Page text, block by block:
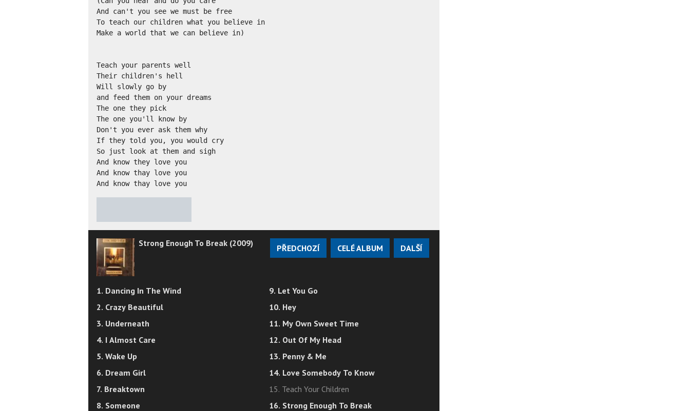
And can't you see we must be free
To teach our children what you believe in
Make a world that we can believe in)
Teach your parents well
Their children's hell
Will slowly go by
and feed them on your dreams
The one they pick
The one you'll know by
Don't you ever ask them why
If they told you, you would cry
So just look at them and sigh
And know they love you
And know thay love you
And know thay love you
Strong Enough To Break (2009) PŘEDCHOZÍ CELÉ ALBUM DALŠÍ
1. Dancing In The Wind
2. Crazy Beautiful
3. Underneath
4. I Almost Care
5. Wake Up
6. Dream Girl
7. Breaktown
8. Someone
9. Let You Go
10. Hey
11. My Own Sweet Time
12. Out Of My Head
13. Penny & Me
14. Love Somebody To Know
15. Teach Your Children
16. Strong Enough To Break